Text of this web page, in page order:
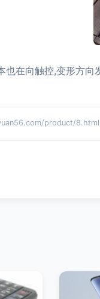
也在向触控,变形方
product/8.html